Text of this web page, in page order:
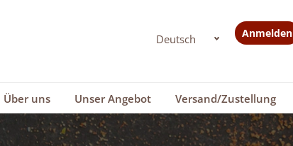
Anmelden
Über uns Unser Angebot Versand/Zustellung